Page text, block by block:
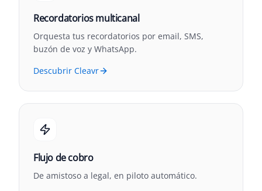
Recordatorios multicanal
Orquesta tus recordatorios por email, SMS,
buzón de voz y WhatsApp.
Descubrir Cleavr
Flujo de cobro
De amistoso a legal, en piloto automático.